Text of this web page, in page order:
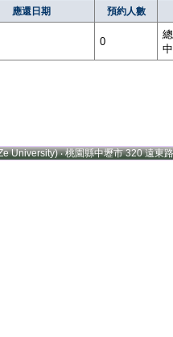
應還日期 預約人數
0
University) ‧ 桃園縣中壢市 320 遠東